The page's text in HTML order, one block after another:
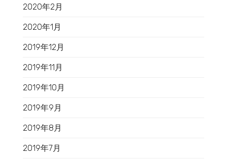
2020年2月
2020年1月
2019年12月
2019年11月
2019年10月
2019年9月
2019年8月
2019年7月